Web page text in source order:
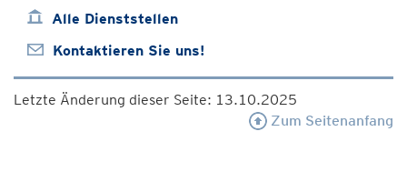
Alle Dienststellen
Kontaktieren Sie uns!
Letzte Änderung dieser Seite: 13.10.2025
Zum Seitenanfang